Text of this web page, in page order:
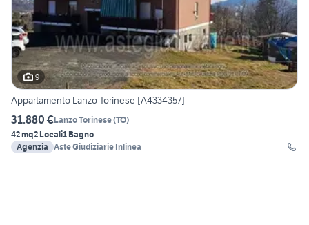
9
Appartamento Lanzo Torinese [A4334357]
31.880 €Lanzo Torinese(TO)
42 mq2 Locali1 Bagno
Agenzia Aste Giudiziarie Inlinea